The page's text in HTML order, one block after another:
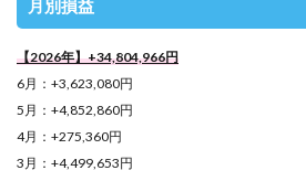
月別損益
【2026年】+34,804,966円
6月：+3,623,080円
5月：+4,852,860円
4月：+275,360円
3月：+4,499,653円